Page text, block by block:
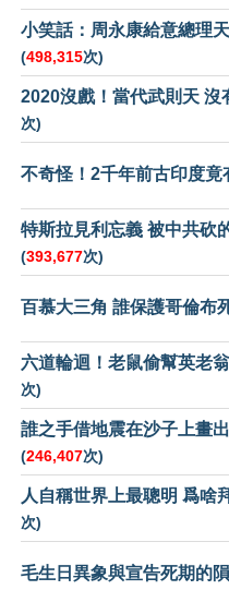
小笑話：周永康給意總理
(498,315次)
2020沒戲！當代武則天 沒
次)
不奇怪！2千年前古印度竟
特斯拉見利忘義 被中共砍
(393,677次)
百慕大三角 誰保護哥倫布
六道輪迴！老鼠偷幫英老
次)
誰之手借地震在沙子上畫
(246,407次)
人自稱世界上最聰明 爲啥
次)
毛生日異象與宣告死期的